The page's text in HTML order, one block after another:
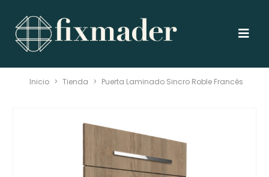
Inicio > Tienda > Puerta Laminado Sincro Roble Francés